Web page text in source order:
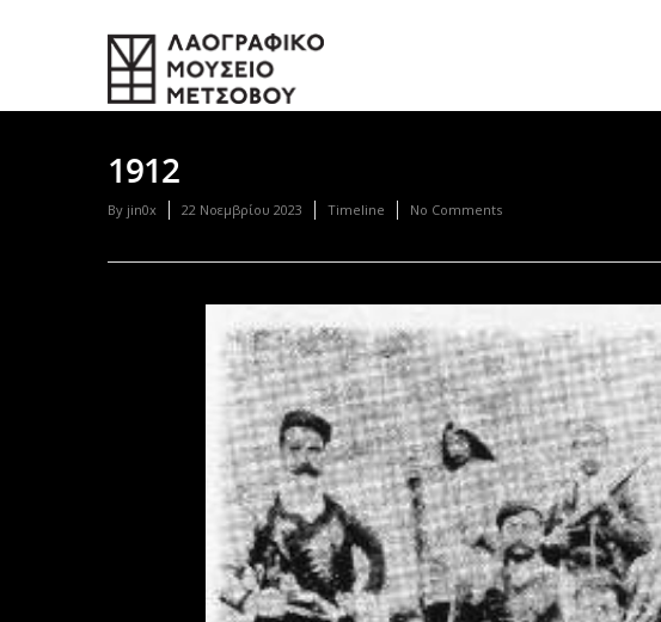
1912
By jin0x 22 Νοεμβρίου 2023 Timeline No Comments